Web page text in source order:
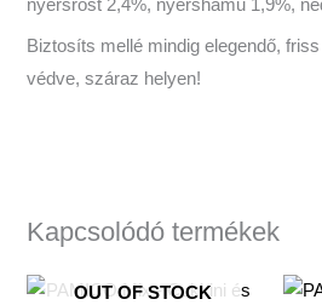
nyersrost 2,4%, nyershamu 1,9%,
Biztosíts mellé mindig elegendő,
védve, száraz helyen!
Kapcsolódó termékek
OUT OF STOCK